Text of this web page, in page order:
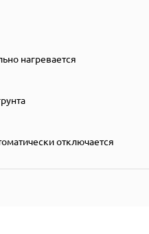
нагревается
отключается